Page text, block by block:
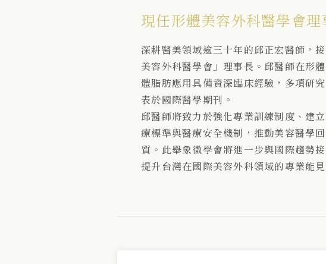
現任形體美容外科醫學會理
深耕醫美領域逾三十年的邱正宏醫師，
美容外科醫學會」理事長。邱醫師在形
體脂肪應用具備資深臨床經驗，多項研
表於國際醫學期刊。
邱醫師將致力於強化專業訓練制度、建
療標準與醫療安全機制，推動美容醫學
質。此舉象徵學會將進一步與國際趨勢
提升台灣在國際美容外科領域的專業能見